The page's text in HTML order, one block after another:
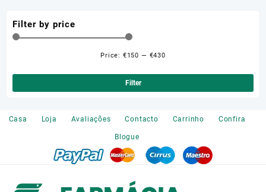
variants.
The
be
Filter by price
Filter
Price: €150 — €430
Casa Loja Avaliações Contacto Carrinho Confira
Blogue